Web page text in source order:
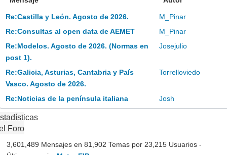
Re:Castilla y León. Agosto de 2026.
M_Pinar
Re:Consultas al open data de AEMET
M_Pinar
Re:Modelos. Agosto de 2026. (Normas en
post 1).
Josejulio
Re:Galicia, Asturias, Cantabria y País
Vasco. Agosto de 2026.
Torrelloviedo
Re:Noticias de la península italiana Josh
Foro
3,601,489 Mensajes en 81,902 Temas por 23,215 Usuarios -